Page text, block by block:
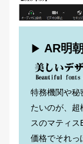
▶ AR明
特務機関や秘
たいのが、超
スのマティス
価格でそれっ